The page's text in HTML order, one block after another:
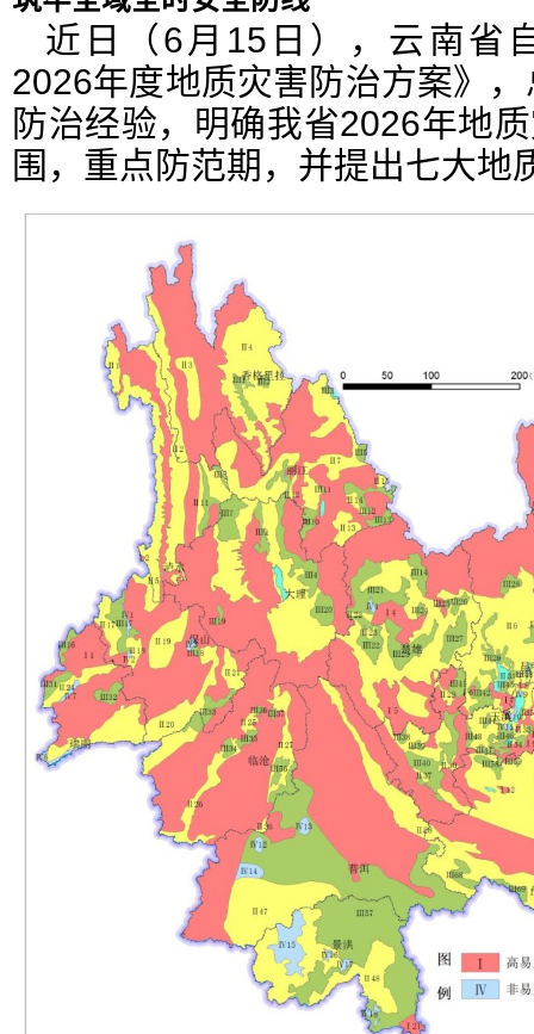
近日（6月15日），云南省
2026年度地质灾害防治方案》
防治经验，明确我省2026年地
围，重点防范期，并提出七大地